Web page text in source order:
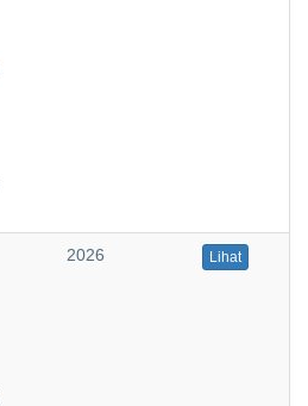
2026 Lihat